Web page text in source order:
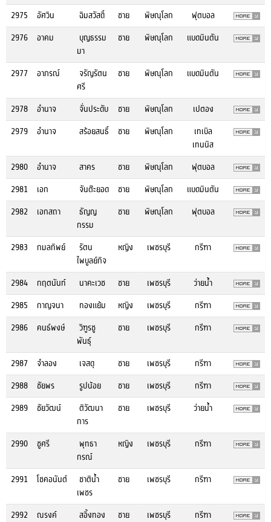
2975
อัศวิน ฉิมสวัสดิ์ ชาย พิษณุโลก
ฟุตบอล
2976
อาคม
บุญธรรม
มา
ชาย พิษณุโลก แบดมินตัน
2977 อาภรณ์
จรัญรัตน
ศรี
ชาย พิษณุโลก แบดมินตัน
2978 อำนาจ จั่นประดับ ชาย พิษณุโลก
เปตอง
2979
อำนาจ สร้อยสนธิ์ ชาย พิษณุโลก
เทเบิล
เทนนิส
2980
อำนาจ สาคร ชาย พิษณุโลก
ฟุตบอล
2981
เอก จันต๊ะยอด ชาย พิษณุโลก
แบดมินตัน
2982
เอกสถา
ธัญญ
กรรม
ชาย พิษณุโลก ฟุตบอล
2983 กมลทิพย์
รัตน
ไพบูลย์กิจ
หญิง เพชรบุรี กรีฑา
2984 กฤตนันท์ นาคะเวช ชาย เพชรบุรี
ว่ายน้ำ
2985
กาญจนา ทองแย้ม หญิง เพชรบุรี
กรีฑา
2986
คนธ์พงษ์
วิฑูรชู
พันธ์ุ
ชาย เพชรบุรี กรีฑา
2987 จำลอง เจสดุ ชาย เพชรบุรี
กรีฑา
2988
ชัยพร รูปน้อย ชาย เพชรบุรี
กรีฑา
2989
ชัยวัฒน์
ติวัฒนา
การ
ชาย เพชรบุรี ว่ายน้ำ
2990 ชูศรี
พุทธา
กรณ์
หญิง เพชรบุรี กรีฑา
2991 โชคอนันต์
ชาติน้ำ
เพชร
ชาย เพชรบุรี กรีฑา
2992 ณรงค์ สอิ้งทอง ชาย เพชรบุรี
กรีฑา